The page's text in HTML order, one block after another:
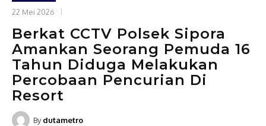
22 Mei 2026
Berkat CCTV Polsek Sipora
Amankan Seorang Pemuda 16
Tahun Diduga Melakukan
Percobaan Pencurian Di
Resort
By dutametro